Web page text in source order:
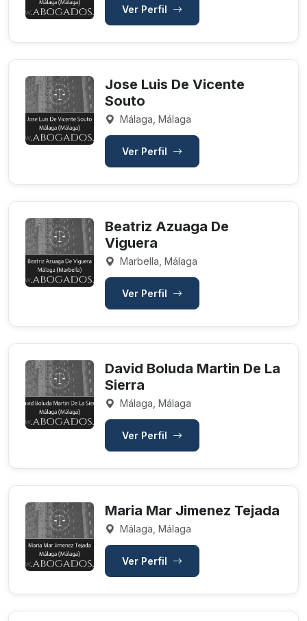
Ver Perfil
Jose Luis De Vicente
Souto
Málaga, Málaga
Ver Perfil
Beatriz Azuaga De
Viguera
Marbella, Málaga
Ver Perfil
David Boluda Martin De La
Sierra
Málaga, Málaga
Ver Perfil
Maria Mar Jimenez Tejada
Málaga, Málaga
Ver Perfil